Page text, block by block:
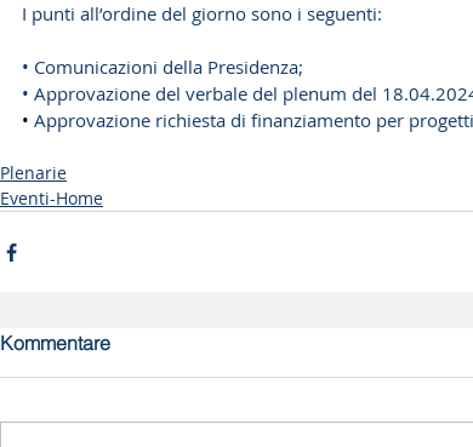
I punti all’ordine del giorno sono i seguenti:
• Comunicazioni della Presidenza;
• Approvazione del verbale del plenum del
• Approvazione richiesta di finanziamento per
Plenarie
Eventi-Home
Kommentare